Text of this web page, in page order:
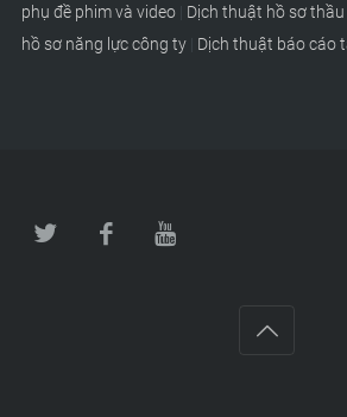
phụ đề phim và video| Dịch thuật hồ sơ
hồ sơ năng lực công ty| Dịch thuật báo cáo